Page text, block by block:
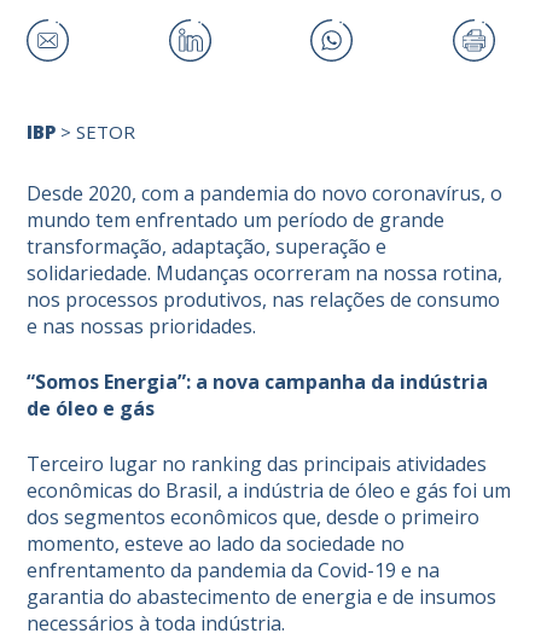
IBP >SETOR
Desde 2020, com a pandemia do novo coronavírus, o
mundo tem enfrentado um período de grande
transformação, adaptação, superação e
solidariedade. Mudanças ocorreram na nossa rotina,
nos processos produtivos, nas relações de consumo
e nas nossas prioridades.
“Somos Energia”: a nova campanha da indústria
de óleo e gás
Terceiro lugar no ranking das principais atividades
econômicas do Brasil, a indústria de óleo e gás foi um
dos segmentos econômicos que, desde o primeiro
momento, esteve ao lado da sociedade no
enfrentamento da pandemia da Covid-19 e na
garantia do abastecimento de energia e de insumos
necessários à toda indústria.